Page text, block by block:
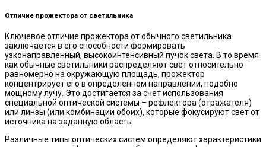
Отличие прожектора от светильника
Ключевое отличие прожектора от обычного светильника
заключается в его способности формировать
узконаправленный, высокоинтенсивный пучок света. В то время
как обычные светильники распределяют свет относительно
равномерно на окружающую площадь, прожектор
концентрирует его в определенном направлении, подобно
мощному лучу. Это достигается за счет использования
специальной оптической системы – рефлектора (отражателя)
или линзы (или комбинации обоих), которые фокусируют свет от
источника на заданную область.
Различные типы оптических систем определяют характеристики